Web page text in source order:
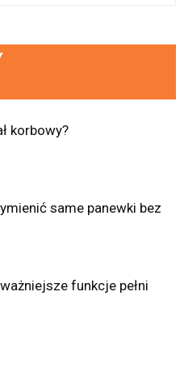
korbowy?
same panewki bez
funkcje pełni